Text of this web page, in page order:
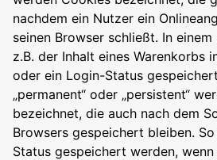
nachdem ein Nutzer ein
seinen Browser schließt. In
z.B. der Inhalt eines Warenkorbs
oder ein Login-Status
„permanent“ oder „persistent“
bezeichnet, die auch nach dem
Browsers gespeichert bleiben.
Status gespeichert werden,